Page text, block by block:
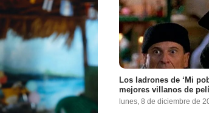
Los ladrones de ‘Mi
mejores villanos de
lunes, 8 de diciembre de